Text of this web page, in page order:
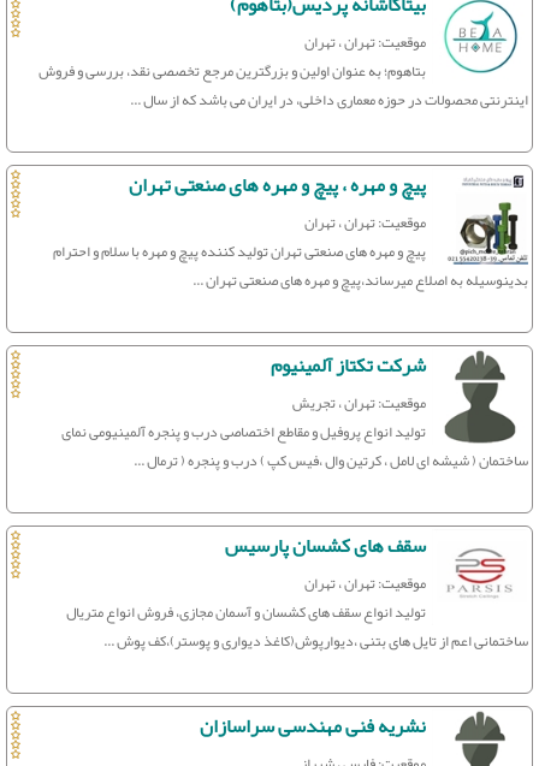
موقعیت: تهران ، تهران
بتاهوم؛ به عنوان اولین و بزرگترین مرجع تخصصی نقد، بررسی و فروش
اینترنتی محصولات در حوزه معماری داخلی، در ایران می باشد که از سال ...
پیچ و مهره ، پیچ و مهره های صنعتی تهران
موقعیت: تهران ، تهران
پیچ و مهره های صنعتی تهران تولید کننده پیچ و مهره با سلام و احترام
بدینوسیله به اصلاع میرساند،پیچ و مهره های صنعتی تهران ...
شرکت تکتاز آلمینیوم
موقعیت: تهران ، تجریش
تولید انواع پروفیل و مقاطع اختصاصی درب و پنجره آلمینیومی نمای
ساختمان ( شیشه ای لامل ، کرتین وال ،فیس کپ ) درب و پنجره ( ترمال ...
سقف های کشسان پارسیس
موقعیت: تهران ، تهران
تولید انواع سقف های کشسان و آسمان مجازی، فروش انواع متریال
ساختمانی اعم از تایل های بتنی ،دیوارپوش(کاغذ دیواری و پوستر)،کف پوش ...
نشریه فنی مهندسی سراسازان